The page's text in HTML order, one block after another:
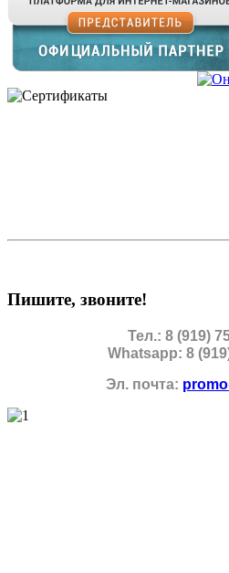
Пишите, звоните!
Тел.: 8 (919)
Whatsapp: 8
Эл. почта: